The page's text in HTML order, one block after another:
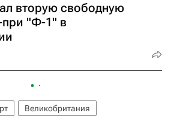
вторую свободную
при "Ф-1" в
Великобритания